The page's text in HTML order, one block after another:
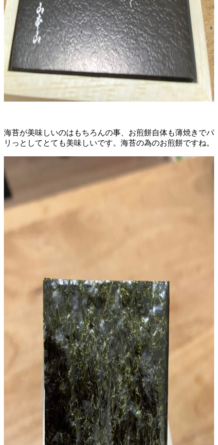
海苔が美味しいのはもちろんの事、お煎餅自体も薄焼きでパ
リっとしてとても美味しいです。海苔の為のお煎餅ですね。